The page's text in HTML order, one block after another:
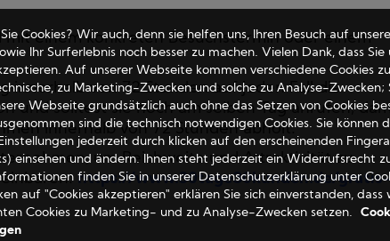
einem konkreten Besuchstermin oder einem
innerhalb von 72 Stunden auf jeden Fall die
und solltest sie noch am selben Tag anrufen,
innerhalb von 72 Stunden abholt.
um Reichweite und Attraktivität zu
https://www.30tage30kunden.de/gratis-
Cookies? Wir auch, denn sie helfen uns, Ihren Besuch auf
Ihr Surferlebnis noch besser zu machen. Vielen Dank, dass Sie
Auf unserer Webseite kommen verschiedene Cookies
zu Marketing-Zwecken und solche zu Analyse-Zwecken;
Webseite grundsätzlich auch ohne das Setzen von Cookies
sind die technisch notwendigen Cookies. Sie können
jederzeit durch klicken auf den erscheinenden
einsehen und ändern. Ihnen steht jederzeit ein Widerrufsrecht
finden Sie in unserer Datenschutzerklärung unter
auf "Cookies akzeptieren" erklären Sie sich einverstanden, dass
Cookies zu Marketing- und zu Analyse-Zwecken setzen.